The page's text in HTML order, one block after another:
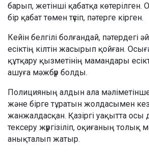
барып, жетінші қабатқа
бір қабат төмен түсіп, пәтерге кірген.
Кейін белгілі болғандай, пәтердегі
есіктің кілтін жасырып қойған.
құтқару қызметінің мамандары
ашуға мәжбүр болды.
Полицияның алдын ала
және бірге тұратын жолдасымен
жанжалдасқан. Қазіргі уақытта
тексеру жүргізіліп, оқиғаның толық
анықталып жатыр.